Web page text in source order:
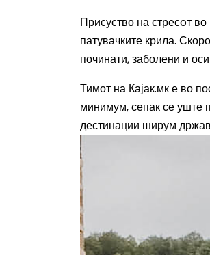
Присуство на стресoт во
патувачките крила.
починати, заболени и
Тимот на Кајак.мк е во
минимум, сепак се уште
дестинации ширум